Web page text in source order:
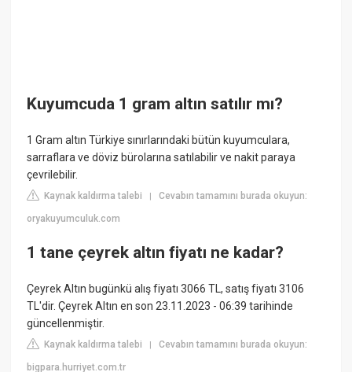
Kuyumcuda 1 gram altın satılır mı?
1 Gram altın Türkiye sınırlarındaki bütün kuyumculara,
sarraflara ve döviz bürolarına satılabilir ve nakit paraya
çevrilebilir.
Kaynak kaldırma talebi |Cevabın tamamını burada okuyun:
oryakuyumculuk.com
1 tane çeyrek altın fiyatı ne kadar?
Çeyrek Altın bugünkü alış fiyatı 3066 TL, satış fiyatı 3106
TL'dir. Çeyrek Altın en son 23.11.2023 - 06:39 tarihinde
güncellenmiştir.
Kaynak kaldırma talebi |Cevabın tamamını burada okuyun:
bigpara.hurriyet.com.tr